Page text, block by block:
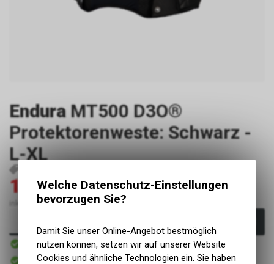
Endura MT500 D3O®
Protektorenweste: Schwarz -
L-XL
126.00CHF180.00CHF
inkl. MwSt., zzgl. Versandkosten
Sofort verfügbar
Versand
Sofort abholbar
Welche Datenschutz-Einstellungen
bevorzugen Sie?
Damit Sie unser Online-Angebot bestmöglich
nutzen können, setzen wir auf unserer Website
Cookies und ähnliche Technologien ein. Sie haben